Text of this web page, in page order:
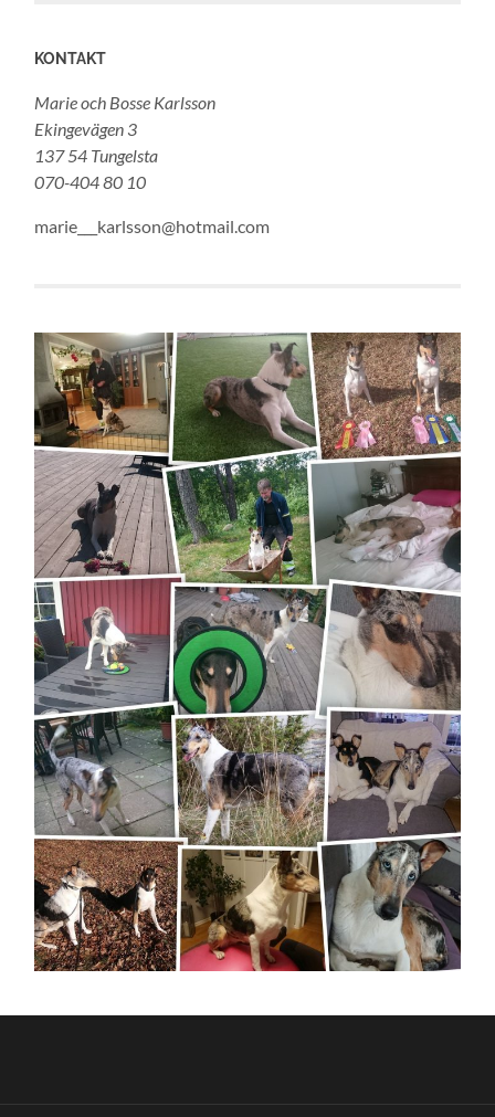
KONTAKT
Marie och Bosse Karlsson
Ekingevägen 3
137 54 Tungelsta
070-404 80 10
marie___karlsson@hotmail.com